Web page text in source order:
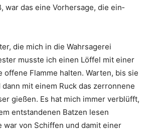
war das eine Vorhersage, die ein­
die mich in die Wahrsagerei
musste ich einen Löffel mit einer
offene Flamme halten. Warten, bis sie
mit einem Ruck das zerronnene
­gießen. Es hat mich immer verblüfft,
entstandenen Batzen lesen
war von Schiffen und damit einer